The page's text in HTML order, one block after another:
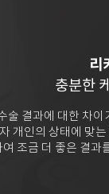
리
충분한
술 결과에 대한 차이
개인의 상태에 맞
여 조금 더 좋은 결과